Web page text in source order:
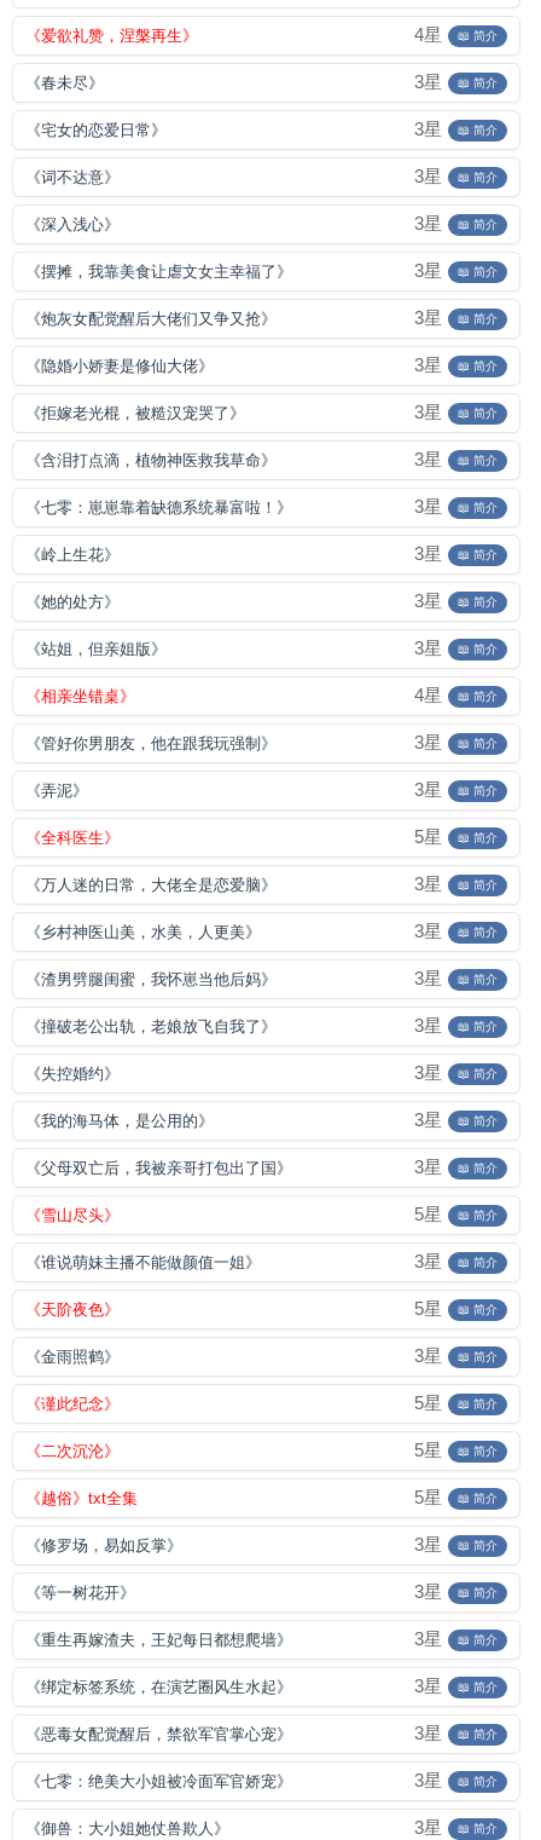
《爱欲礼赞，涅槃再生》 4星 📖 简介
《春未尽》 3星 📖 简介
《宅女的恋爱日常》 3星 📖 简介
《词不达意》 3星 📖 简介
《深入浅心》 3星 📖 简介
《摆摊，我靠美食让虐文女主幸福了》 3星 📖 简介
《炮灰女配觉醒后大佬们又争又抢》 3星 📖 简介
《隐婚小娇妻是修仙大佬》 3星 📖 简介
《拒嫁老光棍，被糙汉宠哭了》 3星 📖 简介
《含泪打点滴，植物神医救我草命》 3星 📖 简介
《七零：崽崽靠着缺德系统暴富啦！》 3星 📖 简介
《岭上生花》 3星 📖 简介
《她的处方》 3星 📖 简介
《站姐，但亲姐版》 3星 📖 简介
《相亲坐错桌》 4星 📖 简介
《管好你男朋友，他在跟我玩强制》 3星 📖 简介
《弄泥》 3星 📖 简介
《全科医生》 5星 📖 简介
《万人迷的日常，大佬全是恋爱脑》 3星 📖 简介
《乡村神医山美，水美，人更美》 3星 📖 简介
《渣男劈腿闺蜜，我怀崽当他后妈》 3星 📖 简介
《撞破老公出轨，老娘放飞自我了》 3星 📖 简介
《失控婚约》 3星 📖 简介
《我的海马体，是公用的》 3星 📖 简介
《父母双亡后，我被亲哥打包出了国》 3星 📖 简介
《雪山尽头》 5星 📖 简介
《谁说萌妹主播不能做颜值一姐》 3星 📖 简介
《天阶夜色》 5星 📖 简介
《金雨照鹤》 3星 📖 简介
《谨此纪念》 5星 📖 简介
《二次沉沦》 5星 📖 简介
《越俗》txt全集 5星 📖 简介
《修罗场，易如反掌》 3星 📖 简介
《等一树花开》 3星 📖 简介
《重生再嫁渣夫，王妃每日都想爬墙》 3星 📖 简介
《绑定标签系统，在演艺圈风生水起》 3星 📖 简介
《恶毒女配觉醒后，禁欲军官掌心宠》 3星 📖 简介
《七零：绝美大小姐被冷面军官娇宠》 3星 📖 简介
《御兽：大小姐她仗兽欺人》 3星 📖 简介